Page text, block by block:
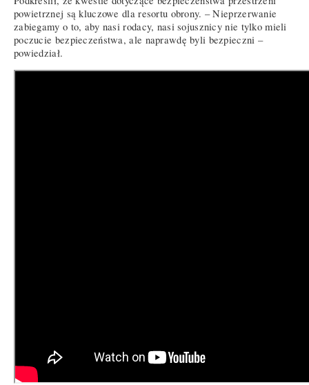
powietrznej są kluczowe dla resortu obrony. – Nieprzerwanie
zabiegamy o to, aby nasi rodacy, nasi sojusznicy nie tylko mieli
poczucie bezpieczeństwa, ale naprawdę byli bezpieczni –
powiedział.